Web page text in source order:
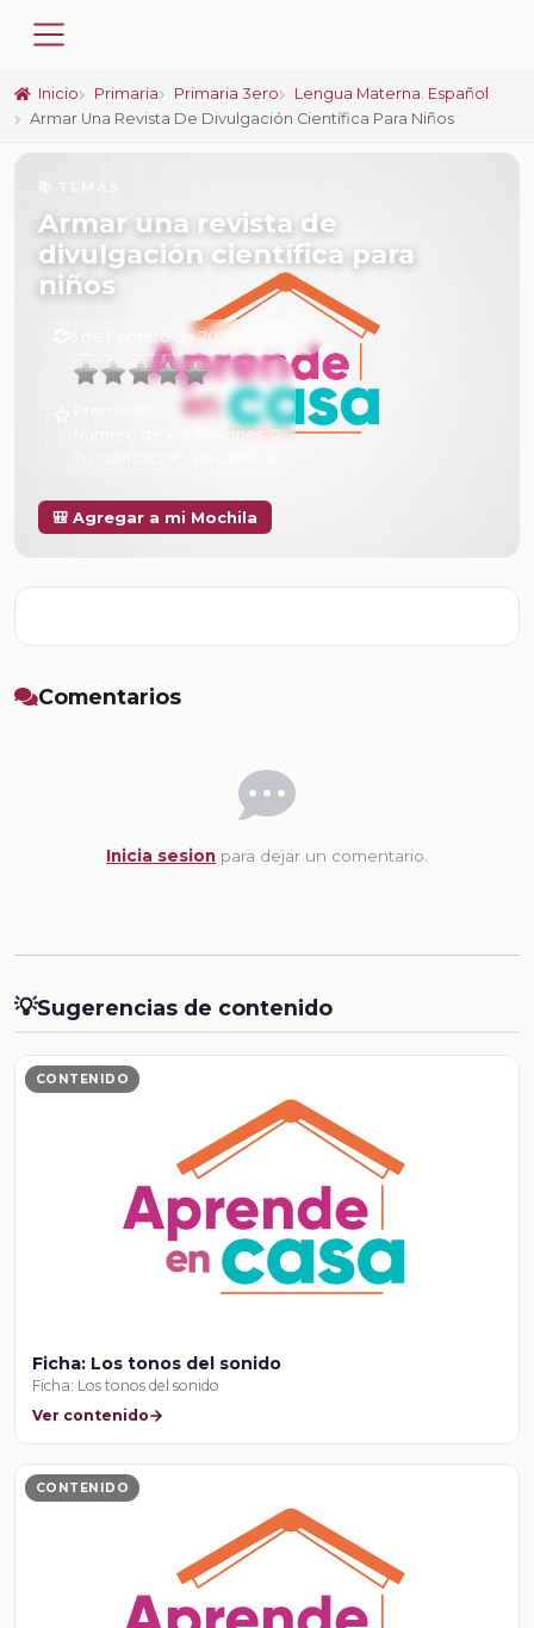
Inicio Primaria Primaria 3ero
Lengua Materna. Español
Armar Una Revista De Divulgación Científica Para Niños
Armar una revista de
divulgación científica para
niños
6 de Febrero de 2025 a las 15:26
Número de valoraciones: 0
🎒 Agregar a mi Mochila
Comentarios
Inicia sesion para dejar un comentario.
💡Sugerencias de contenido
CONTENIDO
Ficha: Los tonos del sonido
Ficha: Los tonos del sonido
Ver contenido
CONTENIDO